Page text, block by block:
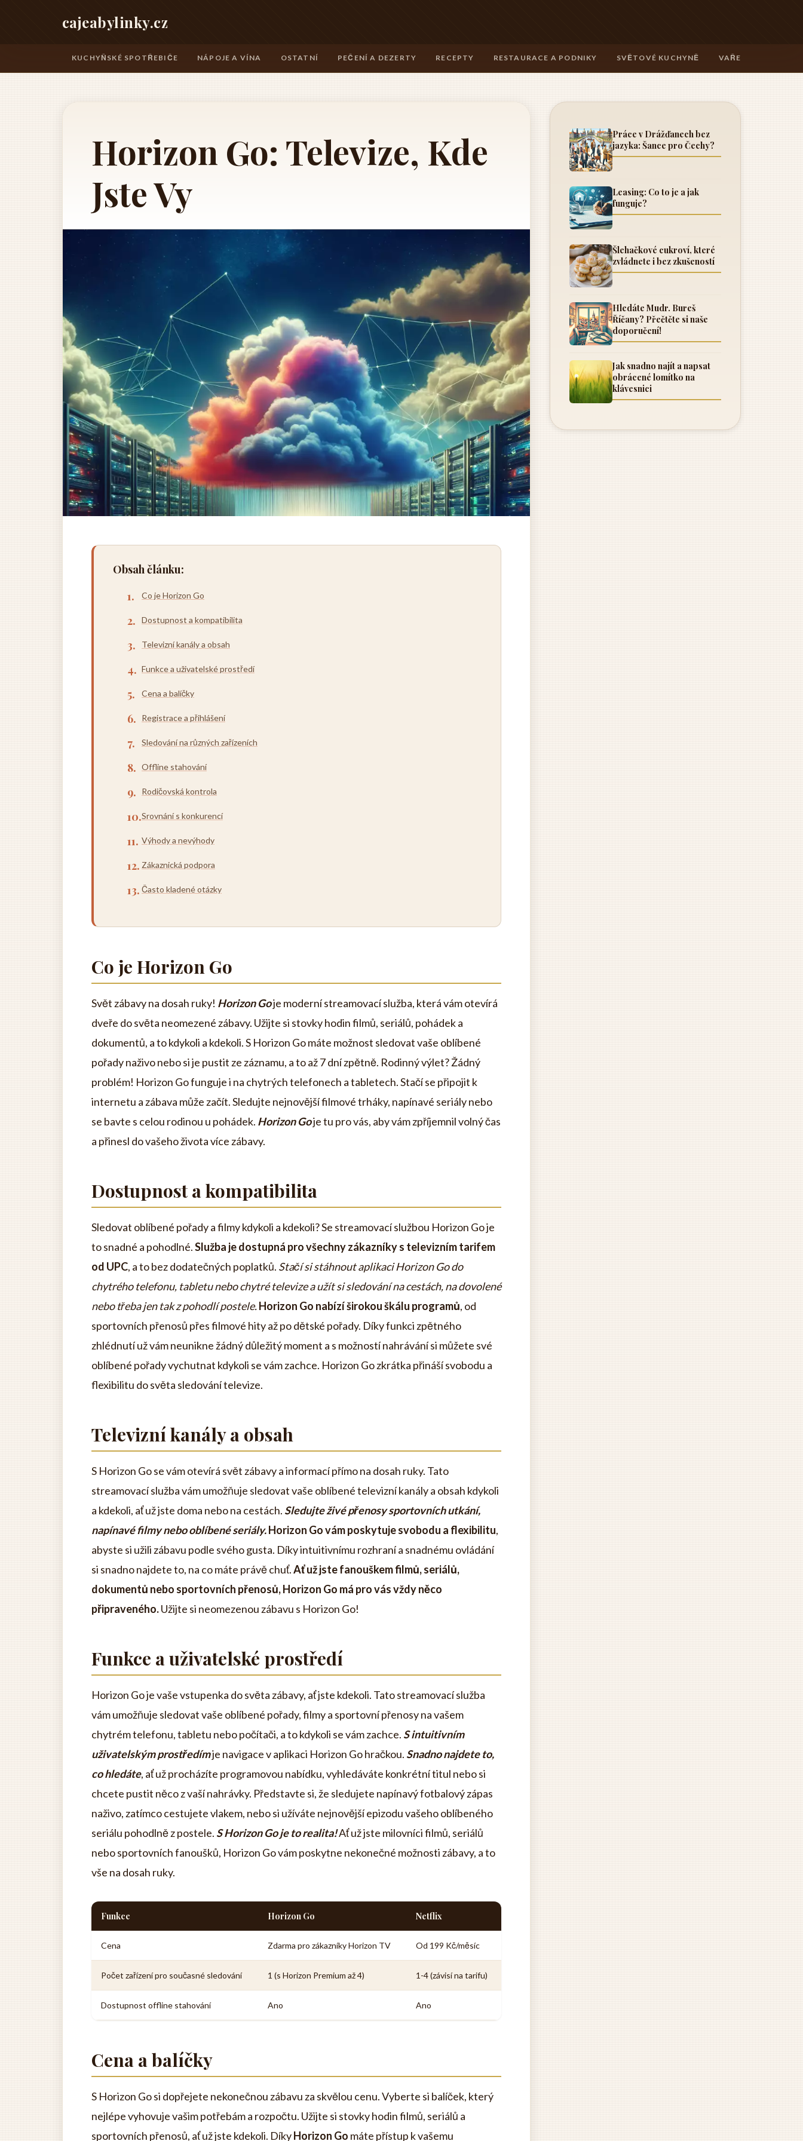
cajeabylinky.cz
KUCHYŇSKÉ SPOTŘEBIČE NÁPOJE A VÍNA OSTATNÍ PEČENÍ A DEZERTY RECEPTY RESTAURACE A PODNIKY SVĚTOVÉ KUCHYNĚ VAŘENÍ A
Horizon Go: Televize, Kde
Jste Vy
Obsah článku:
Co je Horizon Go
Dostupnost a kompatibilita
Televizní kanály a obsah
Funkce a uživatelské prostředí
Cena a balíčky
Registrace a přihlášení
Sledování na různých zařízeních
Offline stahování
Rodičovská kontrola
Srovnání s konkurencí
Výhody a nevýhody
Zákaznická podpora
Často kladené otázky
Co je Horizon Go
Svět zábavy na dosah ruky! Horizon Goje moderní streamovací služba, která vám otevírá
dveře do světa neomezené zábavy. Užijte si stovky hodin filmů, seriálů, pohádek a
dokumentů, a to kdykoli a kdekoli. S Horizon Go máte možnost sledovat vaše oblíbené
pořady naživo nebo si je pustit ze záznamu, a to až 7 dní zpětně. Rodinný výlet? Žádný
problém! Horizon Go funguje i na chytrých telefonech a tabletech. Stačí se připojit k
internetu a zábava může začít. Sledujte nejnovější filmové trháky, napínavé seriály nebo
se bavte s celou rodinou u pohádek. Horizon Goje tu pro vás, aby vám zpříjemnil volný čas
a přinesl do vašeho života více zábavy.
Dostupnost a kompatibilita
Sledovat oblíbené pořady a filmy kdykoli a kdekoli? Se streamovací službou Horizon Go je
to snadné a pohodlné.Služba je dostupná pro všechny zákazníky s televizním tarifem
od UPC, a to bez dodatečných poplatků. Stačí si stáhnout aplikaci Horizon Go do
chytrého telefonu, tabletu nebo chytré televize a užít si sledování na cestách, na dovolené
nebo třeba jen tak z pohodlí postele.Horizon Go nabízí širokou škálu programů, od
sportovních přenosů přes filmové hity až po dětské pořady. Díky funkci zpětného
zhlédnutí už vám neunikne žádný důležitý moment a s možností nahrávání si můžete své
oblíbené pořady vychutnat kdykoli se vám zachce. Horizon Go zkrátka přináší svobodu a
flexibilitu do světa sledování televize.
Televizní kanály a obsah
S Horizon Go se vám otevírá svět zábavy a informací přímo na dosah ruky. Tato
streamovací služba vám umožňuje sledovat vaše oblíbené televizní kanály a obsah kdykoli
a kdekoli, ať už jste doma nebo na cestách. Sledujte živé přenosy sportovních utkání,
napínavé filmy nebo oblíbené seriály.Horizon Go vám poskytuje svobodu a flexibilitu,
abyste si užili zábavu podle svého gusta. Díky intuitivnímu rozhraní a snadnému ovládání
si snadno najdete to, na co máte právě chuť.Ať už jste fanouškem filmů, seriálů,
dokumentů nebo sportovních přenosů, Horizon Go má pro vás vždy něco
připraveného.Užijte si neomezenou zábavu s Horizon Go!
Funkce a uživatelské prostředí
Horizon Go je vaše vstupenka do světa zábavy, ať jste kdekoli. Tato streamovací služba
vám umožňuje sledovat vaše oblíbené pořady, filmy a sportovní přenosy na vašem
chytrém telefonu, tabletu nebo počítači, a to kdykoli se vám zachce. S intuitivním
uživatelským prostředímje navigace v aplikaci Horizon Go hračkou. Snadno najdete to,
co hledáte, ať už procházíte programovou nabídku, vyhledáváte konkrétní titul nebo si
chcete pustit něco z vaší nahrávky. Představte si, že sledujete napínavý fotbalový zápas
naživo, zatímco cestujete vlakem, nebo si užíváte nejnovější epizodu vašeho oblíbeného
seriálu pohodlně z postele. S Horizon Go je to realita!Ať už jste milovníci filmů, seriálů
nebo sportovních fanoušků, Horizon Go vám poskytne nekonečné možnosti zábavy, a to
vše na dosah ruky.
Funkce Horizon Go Netflix
Cena Zdarma pro zákazníky Horizon TV Od 199 Kč/měsíc
Počet zařízení pro současné sledování 1 (s Horizon Premium až 4) 1-4 (závisí na tarifu)
Dostupnost offline stahování Ano Ano
Cena a balíčky
S Horizon Go si dopřejete nekonečnou zábavu za skvělou cenu. Vyberte si balíček, který
nejlépe vyhovuje vašim potřebám a rozpočtu. Užijte si stovky hodin filmů, seriálů a
sportovních přenosů, ať už jste kdekoli. DíkyHorizon Go máte přístup k vašemu
Práce v Drážďanech bez
jazyka: Šance pro Čechy?
Leasing: Co to je a jak
funguje?
Šlehačkové cukroví, které
zvládnete i bez zkušeností
Hledáte Mudr. Bureš
Říčany? Přečtěte si naše
doporučení!
Jak snadno najít a napsat
obrácené lomítko na
klávesnici